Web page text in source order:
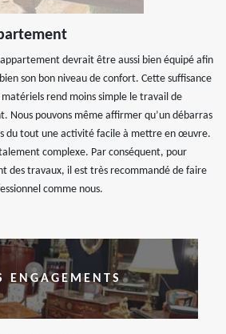
devrait être aussi bien équipé afin
son bon niveau de confort. Cette suffisance
rend moins simple le travail de
Nous pouvons même affirmer qu’un débarras
du tout une activité facile à mettre en œuvre.
complexe. Par conséquent, pour
des travaux, il est très recommandé de faire
comme nous.
ENGAGEMENTS